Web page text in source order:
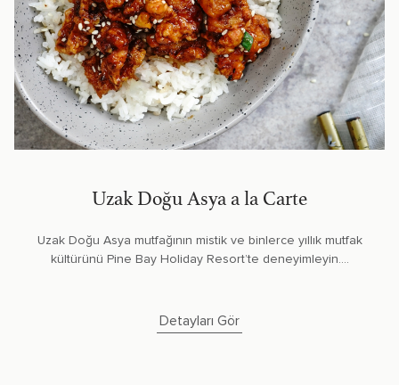
Uzak Doğu Asya a la Carte
Uzak Doğu Asya mutfağının mistik ve binlerce yıllık mutfak
kültürünü Pine Bay Holiday Resort’te deneyimleyin....
Detayları Gör